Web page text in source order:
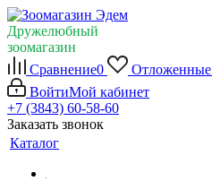
Дружелюбный
зоомагазин
Сравнение0 Отложенные
ВойтиМой кабинет
+7 (3843) 60-58-60
Заказать звонок
Каталог